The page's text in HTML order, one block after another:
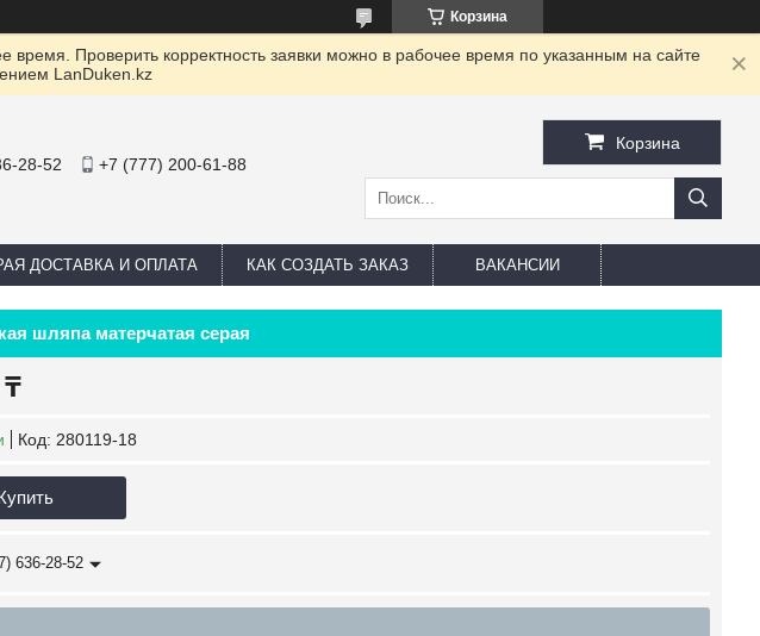
Корзина
Проверить корректность заявки можно в рабочее время по указанным на сайте
LanDuken.kz
28-52 +7 (777) 200-61-88
Корзина
ДОСТАВКА И ОПЛАТА КАК СОЗДАТЬ ЗАКАЗ ВАКАНСИИ
шляпа матерчатая серая
Код: 280119-18
636-28-52